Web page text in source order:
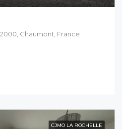
Chaumont, France
CJMO LA ROCHELLE